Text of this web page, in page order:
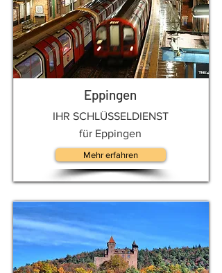
Eppingen
IHR SCHLÜSSELDIENST
für Eppingen
Mehr erfahren